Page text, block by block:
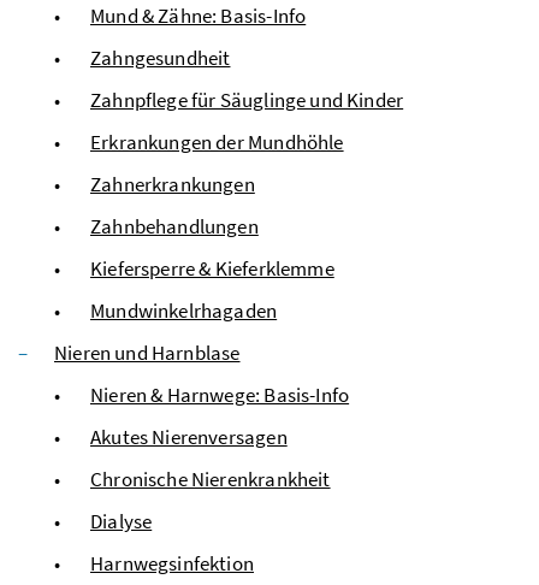
Mund & Zähne: Basis-Info
Zahngesundheit
Zahnpflege für Säuglinge und Kinder
Erkrankungen der Mundhöhle
Zahnerkrankungen
Zahnbehandlungen
Kiefersperre & Kieferklemme
Mundwinkelrhagaden
Nieren und Harnblase
Nieren & Harnwege: Basis-Info
Akutes Nierenversagen
Chronische Nierenkrankheit
Dialyse
Harnwegsinfektion